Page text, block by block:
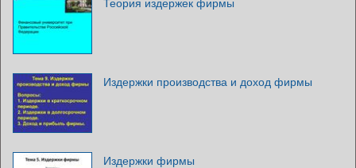
Издержки производства и доход фирмы
Издержки фирмы